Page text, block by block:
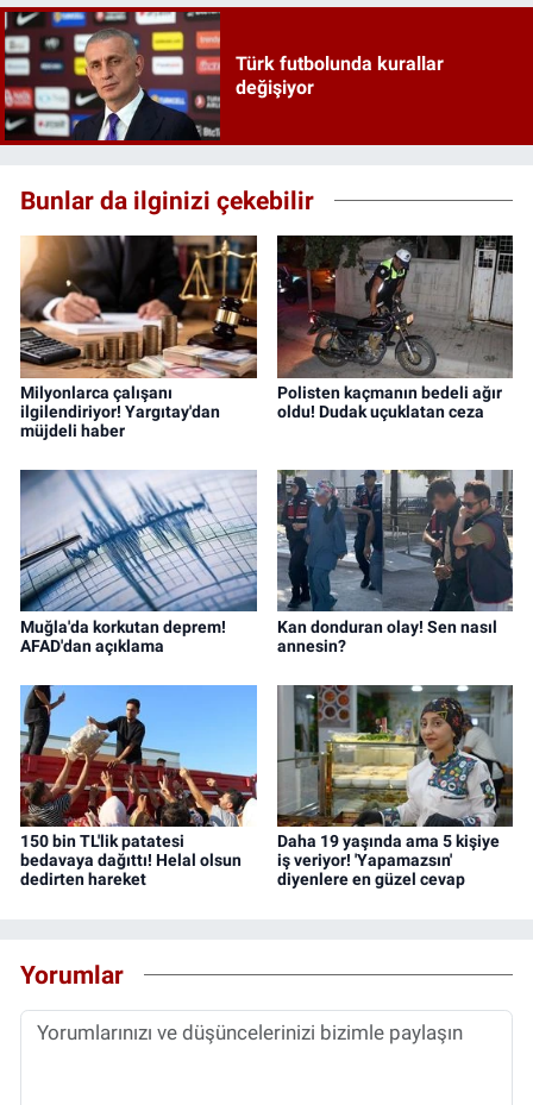
Türk futbolunda kurallar
değişiyor
Bunlar da ilginizi çekebilir
Milyonlarca çalışanı
ilgilendiriyor! Yargıtay'dan
müjdeli haber
Polisten kaçmanın bedeli ağır
oldu! Dudak uçuklatan ceza
Muğla'da korkutan deprem!
AFAD'dan açıklama
Kan donduran olay! Sen nasıl
annesin?
150 bin TL'lik patatesi
bedavaya dağıttı! Helal olsun
dedirten hareket
Daha 19 yaşında ama 5 kişiye
iş veriyor! 'Yapamazsın'
diyenlere en güzel cevap
Yorumlar